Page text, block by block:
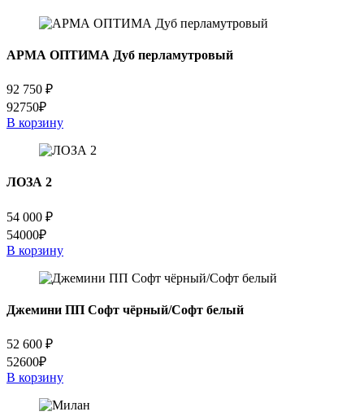
АРМА ОПТИМА Дуб перламутровый
92 750 ₽
92750₽
В корзину
ЛОЗА 2
54 000 ₽
54000₽
В корзину
Джемини ПП Софт чёрный/Софт белый
52 600 ₽
52600₽
В корзину